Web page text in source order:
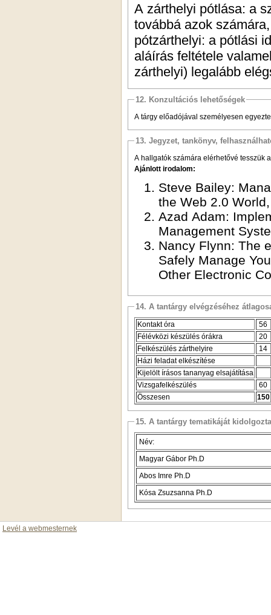
A zárthelyi pótlása: a
továbbá azok
pótzárthelyi: a pótlási
aláírás feltétele
zárthelyi) legalább
12. Konzultációs lehetőségek
A tárgy előadójával személyesen
13. Jegyzet, tankönyv,
A hallgatók számára elérhetővé tesszük
Ajánlott irodalom:
Steve Bailey:
the Web 2.0
Azad Adam:
Management
Nancy Flynn: The
Safely Manage
Other Electronic
14. A tantárgy elvégzéséhez
Kontakt óra
56
Félévközi készülés órákra
20
Felkészülés zárthelyire
14
Házi feladat elkészítése
Kijelölt írásos tananyag elsajátítása
Vizsgafelkészülés
60
Összesen
150
15. A tantárgy tematikáját kidolgozta
Név:
Magyar Gábor Ph.D
Abos Imre Ph.D
Kósa Zsuzsanna Ph.D
Levél a webmesternek